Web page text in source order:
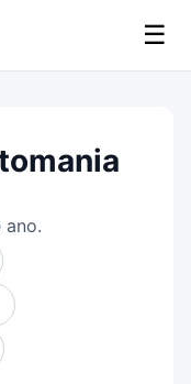
☰
ano.